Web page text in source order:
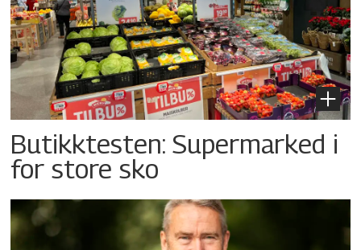
Butikktesten: Supermarked i
for store sko